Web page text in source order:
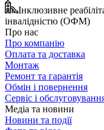
Інклюзивне
інвалідністю (ОФМ)
Про нас
Про компанію
Оплата та доставка
Монтаж
Ремонт та гарантія
Обмін і повернення
Сервіс і
Медіа та новини
Новини та події